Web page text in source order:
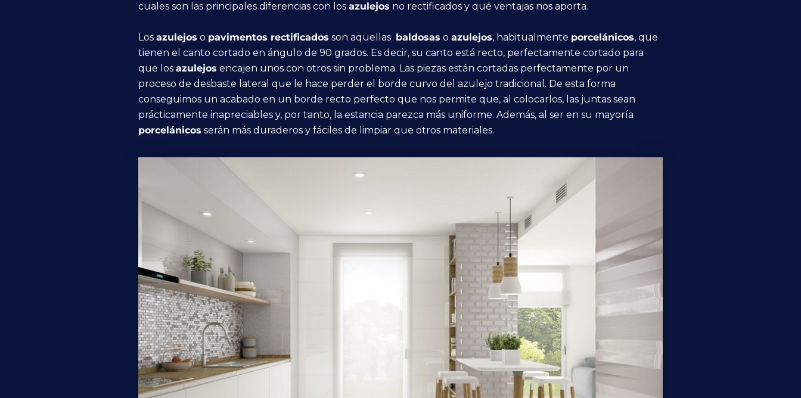
cuales son las principales diferencias con los azulejos no rectificados y qué ventajas nos aporta.
Los azulejos o pavimentos rectificados son aquellas baldosas o azulejos, habitualmente porcelánicos, que
tienen el canto cortado en ángulo de 90 grados. Es decir, su canto está recto, perfectamente cortado para
que los azulejos encajen unos con otros sin problema. Las piezas están cortadas perfectamente por un
proceso de desbaste lateral que le hace perder el borde curvo del azulejo tradicional. De esta forma
conseguimos un acabado en un borde recto perfecto que nos permite que, al colocarlos, las juntas sean
prácticamente inapreciables y, por tanto, la estancia parezca más uniforme. Además, al ser en su mayoría
porcelánicos serán más duraderos y fáciles de limpiar que otros materiales.